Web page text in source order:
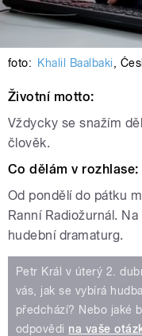
foto: Khalil Baalbaki,
Životní motto:
Vždycky se snažím
člověk.
Co dělám v rozhlase:
Od pondělí do pátku
Ranní Radiožurnál.
hudební dramaturg.
Petr Král v úterý 2.
vás, jak se vybírá
předchází? Nebo jaké
odpovědi na vaše